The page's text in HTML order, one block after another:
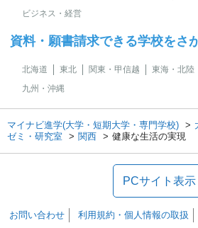
ビジネス・経営
資料・願書請求できる学校をさ
北海道 東北 関東・甲信越 東海・北陸
九州・沖縄
マイナビ進学(大学・短期大学・専門学校)
ゼミ・研究室
関西 健康な生活の実現
PCサイト表示
お問い合わせ 利用規約・個人情報の取扱